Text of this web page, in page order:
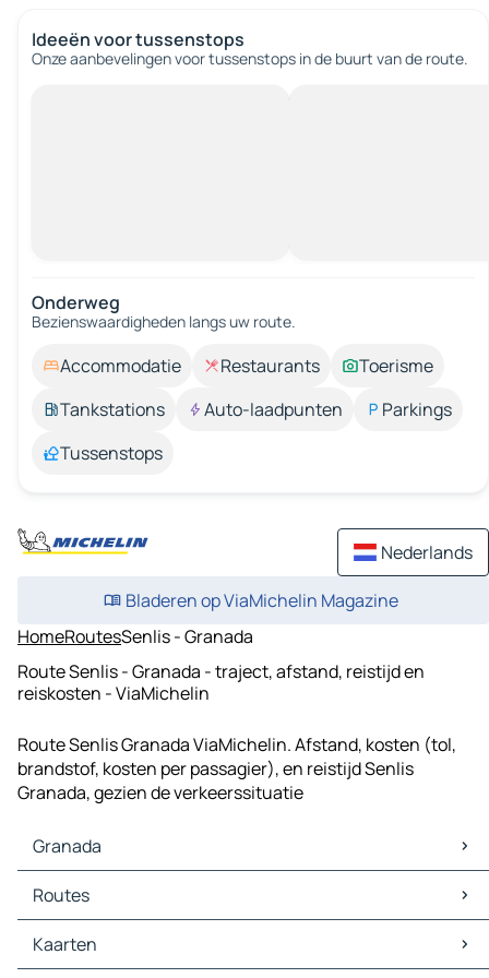
Ideeën voor tussenstops
Onze aanbevelingen voor tussenstops in de buurt van de route.
Onderweg
Bezienswaardigheden langs uw route.
Accommodatie Restaurants
Toerisme
Tankstations
Auto-laadpunten
Parkings
Tussenstops
Nederlands
Bladeren op ViaMichelin Magazine
HomeRoutesSenlis - Granada
Route Senlis - Granada - traject, afstand, reistijd en
reiskosten - ViaMichelin
Route Senlis Granada ViaMichelin. Afstand, kosten (tol,
brandstof, kosten per passagier), en reistijd Senlis
Granada, gezien de verkeerssituatie
Granada
Granada Kaarten
Granada Verkeer
Granada Hotels
Granada Restaurants
Routes
Routes Granada - Motril
Routes Granada - Armilla
Kaarten